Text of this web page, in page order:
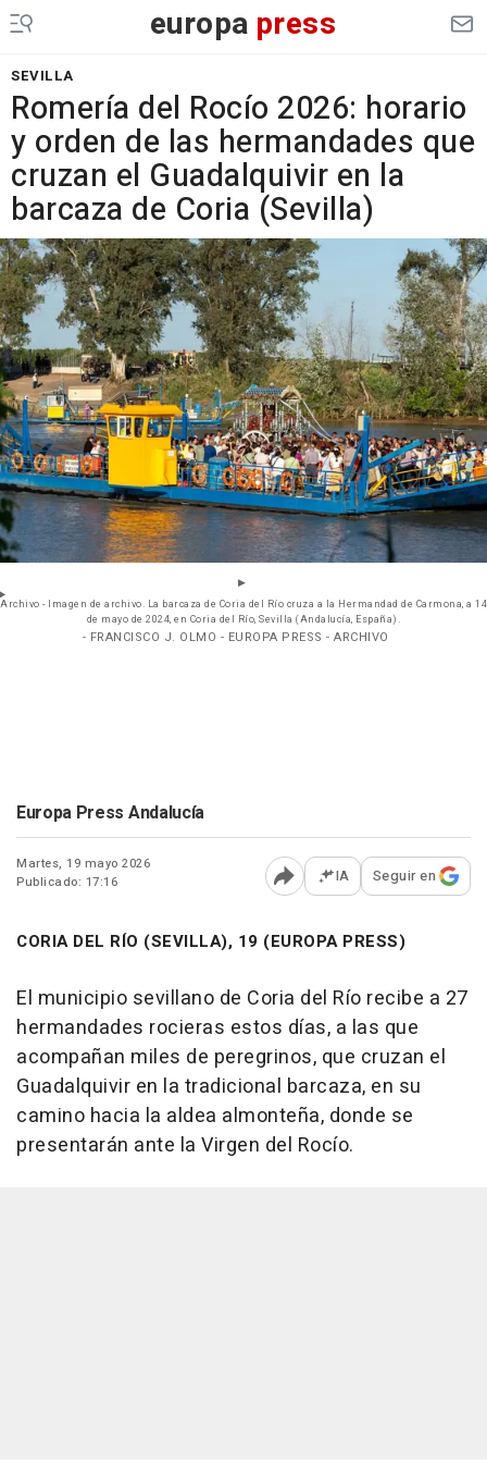
europa press
SEVILLA
Romería del Rocío 2026: horario
y orden de las hermandades que
cruzan el Guadalquivir en la
barcaza de Coria (Sevilla)
Archivo - Imagen de archivo. La barcaza de Coria del Río cruza a la Hermandad de Carmona, a 14
de mayo de 2024, en Coria del Río, Sevilla (Andalucía, España).
- FRANCISCO J. OLMO - EUROPA PRESS - ARCHIVO
Europa Press Andalucía
Martes, 19 mayo 2026
Publicado: 17:16
Abrir opciones para
IA Seguir en
CORIA DEL RÍO (SEVILLA), 19 (EUROPA PRESS)
El municipio sevillano de Coria del Río recibe a 27
hermandades rocieras estos días, a las que
acompañan miles de peregrinos, que cruzan el
Guadalquivir en la tradicional barcaza, en su
camino hacia la aldea almonteña, donde se
presentarán ante la Virgen del Rocío.